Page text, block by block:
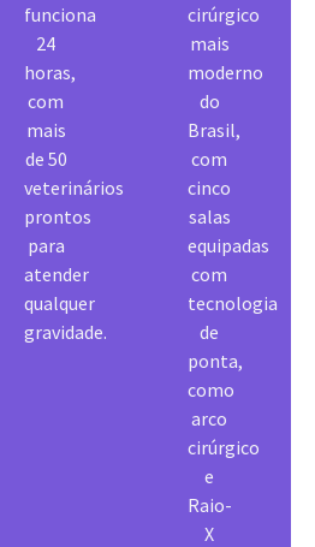
funciona
24
horas,
com
mais
de 50
veterinários
prontos
para
atender
qualquer
gravidade.
cirúrgico
mais
moderno
do
Brasil,
com
cinco
salas
equipadas
com
tecnologia
de
ponta,
como
arco
cirúrgico
e
Raio-
X